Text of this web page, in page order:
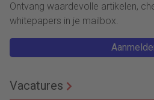
Ontvang waardevolle artikelen,
whitepapers in je mailbox.
Vacatures